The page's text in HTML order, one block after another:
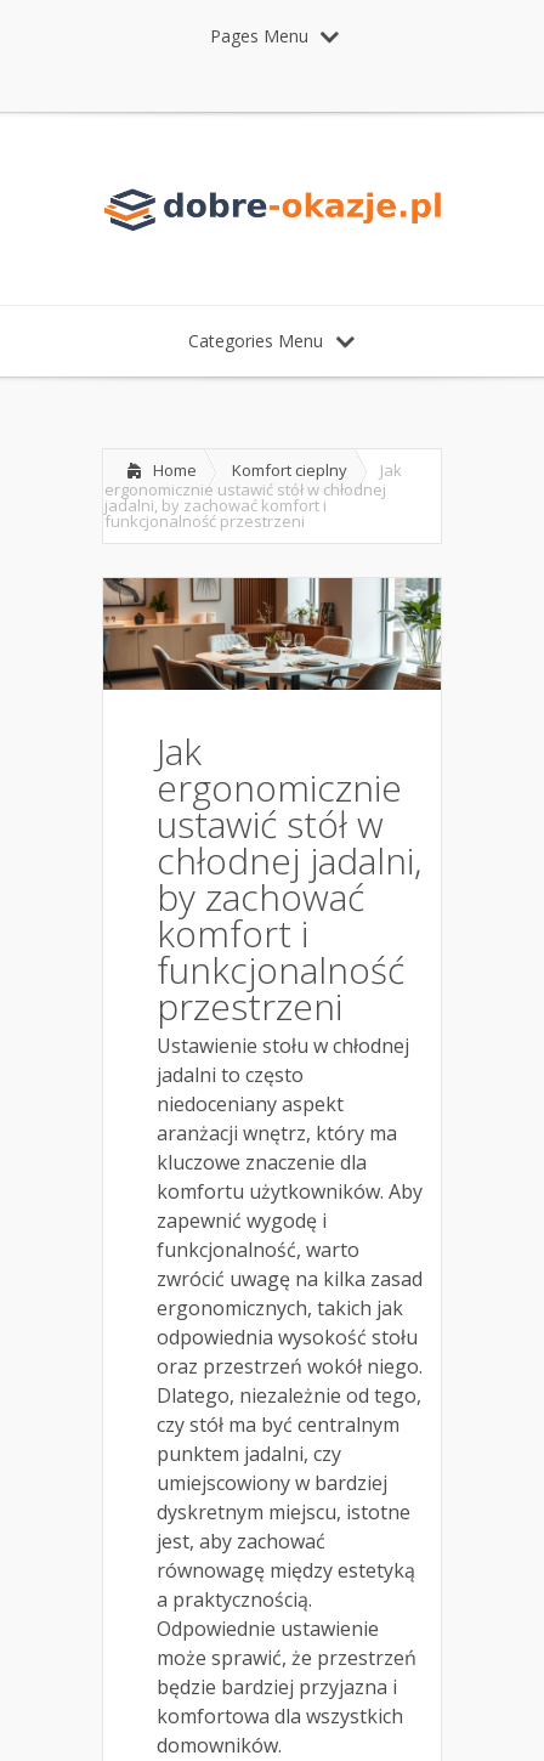
Pages Menu
Categories Menu
Home Komfort cieplny
Jak
ergonomicznie ustawić stół w chłodnej
jadalni, by zachować komfort i
funkcjonalność przestrzeni
Jak
ergonomicznie
ustawić stół w
chłodnej jadalni,
by zachować
komfort i
funkcjonalność
przestrzeni
Ustawienie stołu w chłodnej
jadalni to często
niedoceniany aspekt
aranżacji wnętrz, który ma
kluczowe znaczenie dla
komfortu użytkowników. Aby
zapewnić wygodę i
funkcjonalność, warto
zwrócić uwagę na kilka zasad
ergonomicznych, takich jak
odpowiednia wysokość stołu
oraz przestrzeń wokół niego.
Dlatego, niezależnie od tego,
czy stół ma być centralnym
punktem jadalni, czy
umiejscowiony w bardziej
dyskretnym miejscu, istotne
jest, aby zachować
równowagę między estetyką
a praktycznością.
Odpowiednie ustawienie
może sprawić, że przestrzeń
będzie bardziej przyjazna i
komfortowa dla wszystkich
domowników.